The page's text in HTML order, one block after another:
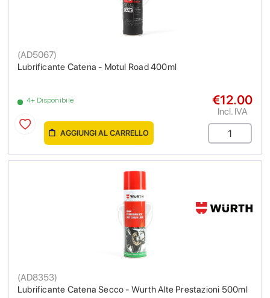
Lubrificante Catena - Motul Road 400ml
(AD5067)
4+ Disponibile €12.00
Incl. IVA
AGGIUNGI AL CARRELLO
Lubrificante Catena Secco - Wurth Alte Prestazioni 500ml
(AD8353)